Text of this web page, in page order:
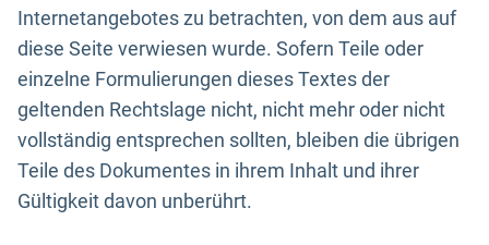
Internetangebotes zu betrachten, von dem aus auf
diese Seite verwiesen wurde. Sofern Teile oder
einzelne Formulierungen dieses Textes der
geltenden Rechtslage nicht, nicht mehr oder nicht
vollständig entsprechen sollten, bleiben die übrigen
Teile des Dokumentes in ihrem Inhalt und ihrer
Gültigkeit davon unberührt.